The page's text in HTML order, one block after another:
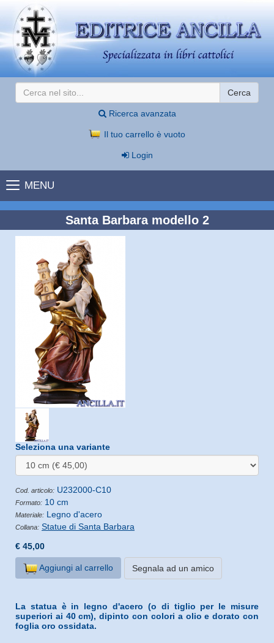
Cerca
Ricerca avanzata
Il tuo carrello è vuoto
Login
MENU
Santa Barbara modello 2
Seleziona una variante
Cod. articolo: U232000-C10
Formato: 10 cm
Materiale: Legno d'acero
Collana: Statue di Santa Barbara
€ 45,00
Aggiungi al carrello Segnala ad un amico
La statua è in legno d'acero (o di tiglio per le misure
superiori ai 40 cm), dipinto con colori a olio e dorato con
foglia oro ossidata.